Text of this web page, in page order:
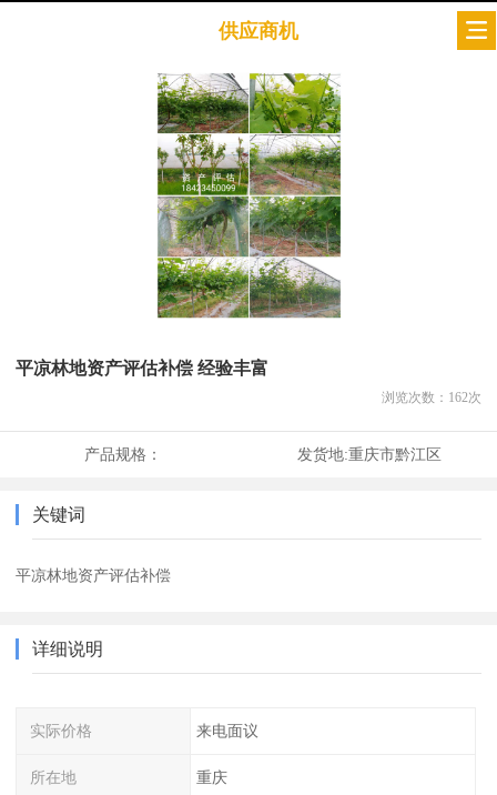
供应商机
平凉林地资产评估补偿 经验丰富
浏览次数： 162次
产品规格： 发货地:重庆市黔江区
关键词
平凉林地资产评估补偿
详细说明
实际价格 来电面议
所在地 重庆